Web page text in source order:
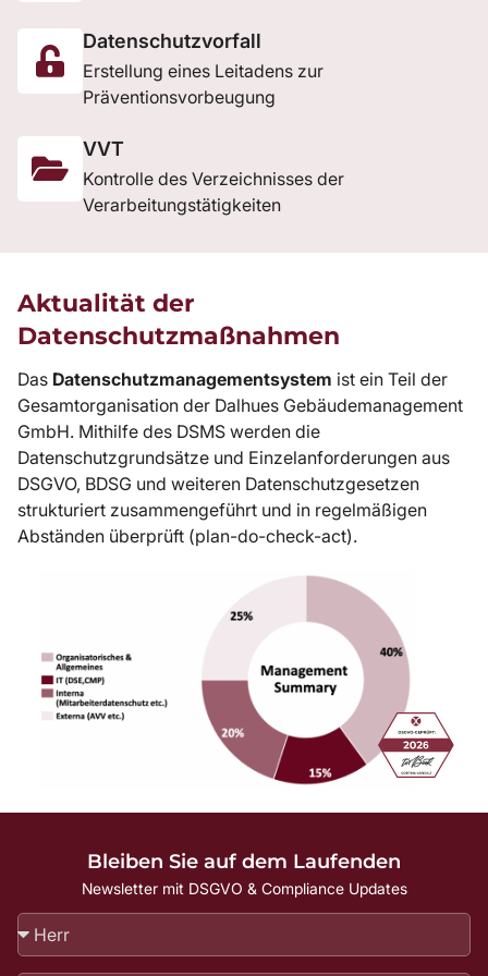
Datenschutzvorfall
Erstellung eines Leitadens zur
Präventionsvorbeugung
VVT
Kontrolle des Verzeichnisses der
Verarbeitungstätigkeiten
Aktualität der
Datenschutzmaßnahmen
Das Datenschutzmanagementsystem ist ein Teil der
Gesamtorganisation der Dalhues Gebäudemanagement
GmbH. Mithilfe des DSMS werden die
Datenschutzgrundsätze und Einzelanforderungen aus
DSGVO, BDSG und weiteren Datenschutzgesetzen
strukturiert zusammengeführt und in regelmäßigen
Abständen überprüft (plan-do-check-act).
Bleiben Sie auf dem Laufenden
Newsletter mit DSGVO & Compliance Updates